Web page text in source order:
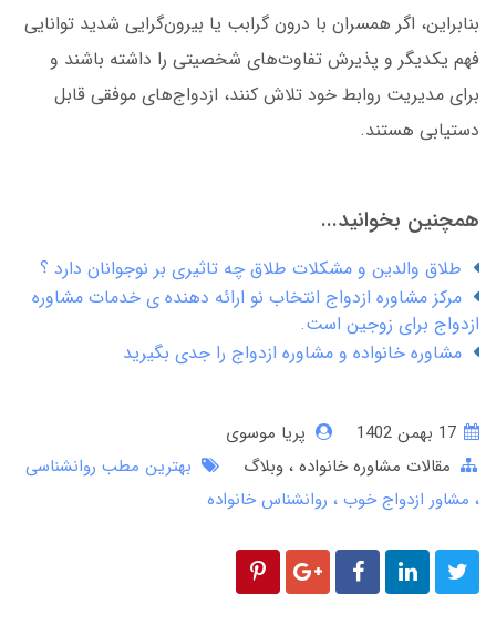
بنابراین، اگر همسران با درون گرابب یا بیرون‌گرایی شدید توانایی
فهم یکدیگر و پذیرش تفاوت‌های شخصیتی را داشته باشند و
برای مدیریت روابط خود تلاش کنند، ازدواج‌های موفقی قابل
دستیابی هستند.
همچنین بخوانید...
طلاق والدین و مشکلات طلاق چه تاثیری بر نوجوانان دارد ؟
مرکز مشاوره ازدواج انتخاب نو ارائه دهنده ی خدمات مشاوره
ازدواج برای زوجین است.
مشاوره خانواده و مشاوره ازدواج را جدی بگیرید
پریا موسوی
مقالات مشاوره خانواده وبلاگ
بهترین مطب روانشناسی
مشاور ازدواج خوب
روانشناس خانواده